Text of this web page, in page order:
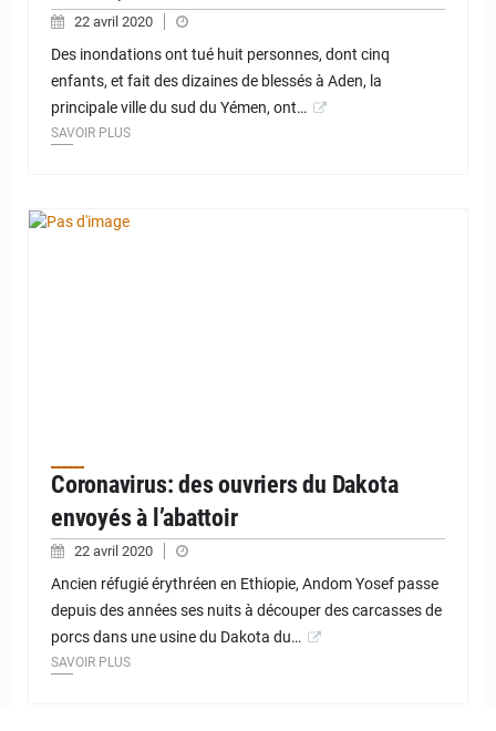
22 avril 2020
Des inondations ont tué huit personnes, dont cinq
enfants, et fait des dizaines de blessés à Aden, la
principale ville du sud du Yémen, ont…
SAVOIR PLUS
Coronavirus: des ouvriers du Dakota
envoyés à l’abattoir
22 avril 2020
Ancien réfugié érythréen en Ethiopie, Andom Yosef passe
depuis des années ses nuits à découper des carcasses de
porcs dans une usine du Dakota du…
SAVOIR PLUS